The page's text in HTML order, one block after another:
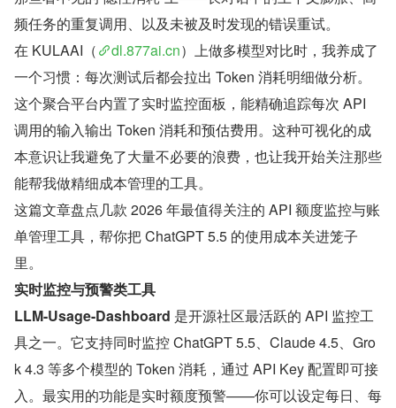
频任务的重复调用、以及未被及时发现的错误重试。
在 KULAAI（
dl.877ai.cn）上做多模型对比时，我养成了
一个习惯：每次测试后都会拉出 Token 消耗明细做分析。
这个聚合平台内置了实时监控面板，能精确追踪每次 API
调用的输入输出 Token 消耗和预估费用。这种可视化的成
本意识让我避免了大量不必要的浪费，也让我开始关注那些
能帮我做精细成本管理的工具。
这篇文章盘点几款 2026 年最值得关注的 API 额度监控与账
单管理工具，帮你把 ChatGPT 5.5 的使用成本关进笼子
里。
实时监控与预警类工具
LLM-Usage-Dashboard 是开源社区最活跃的 API 监控工
具之一。它支持同时监控 ChatGPT 5.5、Claude 4.5、Gro
k 4.3 等多个模型的 Token 消耗，通过 API Key 配置即可接
入。最实用的功能是实时额度预警——你可以设定每日、每